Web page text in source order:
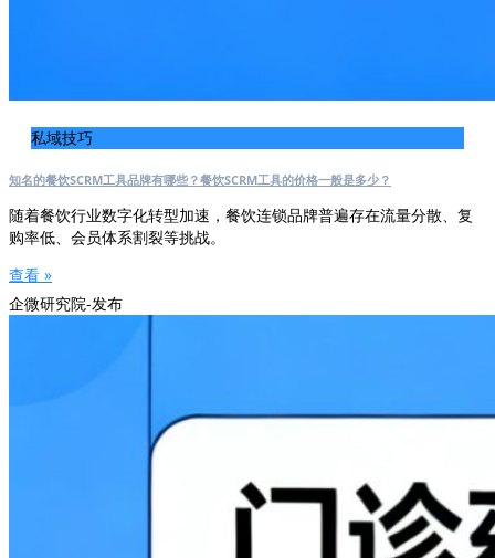
私域技巧
知名的餐饮SCRM工具品牌有哪些？餐饮SCRM工具的价格一般是多少？
随着餐饮行业数字化转型加速，餐饮连锁品牌普遍存在流量分散、复
购率低、会员体系割裂等挑战。
查看 »
企微研究院-发布